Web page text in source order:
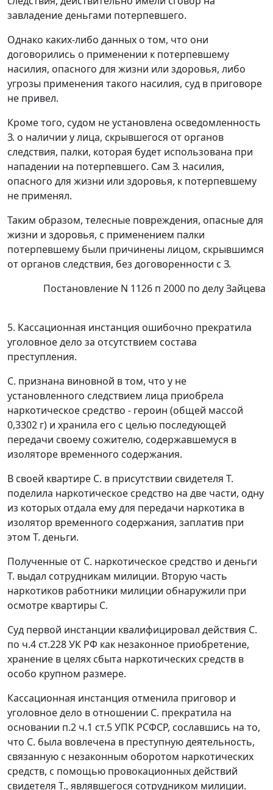
завладение деньгами потерпевшего.
Однако каких-либо данных о том, что они
договорились о применении к потерпевшему
насилия, опасного для жизни или здоровья, либо
угрозы применения такого насилия, суд в приговоре
не привел.
Кроме того, судом не установлена осведомленность
З. о наличии у лица, скрывшегося от органов
следствия, палки, которая будет использована при
нападении на потерпевшего. Сам З. насилия,
опасного для жизни или здоровья, к потерпевшему
не применял.
Таким образом, телесные повреждения, опасные для
жизни и здоровья, с применением палки
потерпевшему были причинены лицом, скрывшимся
от органов следствия, без договоренности с З.
Постановление N 1126 п 2000 по делу Зайцева
5. Кассационная инстанция ошибочно прекратила
уголовное дело за отсутствием состава
преступления.
С. признана виновной в том, что у не
установленного следствием лица приобрела
наркотическое средство - героин (общей массой
0,3302 г) и хранила его с целью последующей
передачи своему сожителю, содержавшемуся в
изоляторе временного содержания.
В своей квартире С. в присутствии свидетеля Т.
поделила наркотическое средство на две части, одну
из которых отдала ему для передачи наркотика в
изолятор временного содержания, заплатив при
этом Т. деньги.
Полученные от С. наркотическое средство и деньги
Т. выдал сотрудникам милиции. Вторую часть
наркотиков работники милиции обнаружили при
осмотре квартиры С.
Суд первой инстанции квалифицировал действия С.
по ч.4 ст.228УК РФ как незаконное приобретение,
хранение в целях сбыта наркотических средств в
особо крупном размере.
Кассационная инстанция отменила приговор и
уголовное дело в отношении С. прекратила на
основании п.2 ч.1 ст.5УПК РСФСР, сославшись на то,
что С. была вовлечена в преступную деятельность,
связанную с незаконным оборотом наркотических
средств, с помощью провокационных действий
свидетеля Т., являвшегося сотрудником милиции.